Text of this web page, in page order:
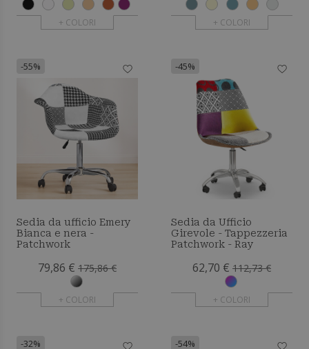
+ COLORI + COLORI
-55%
Sedia da ufficio Emery
Bianca e nera -
Patchwork
79,86 € 175,86 €
+ COLORI
-45%
Sedia da Ufficio
Girevole - Tappezzeria
Patchwork - Ray
62,70 € 112,73 €
+ COLORI
-32% -54%